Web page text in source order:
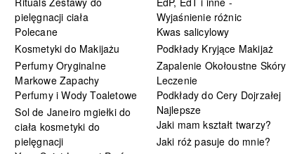
pielęgnacji ciała
Polecane
Kosmetyki do Makijażu
Perfumy Oryginalne
Markowe Zapachy
Perfumy i Wody Toaletowe
Sol de Janeiro mgiełki do
ciała kosmetyki do
pielęgnacji
Wyjaśnienie różnic
Kwas salicylowy
Podkłady Kryjące Makijaż
Zapalenie Okołoustne Skóry
Leczenie
Podkłady do Cery Dojrzałej
Najlepsze
Jaki mam kształt twarzy?
Jaki róż pasuje do mnie?